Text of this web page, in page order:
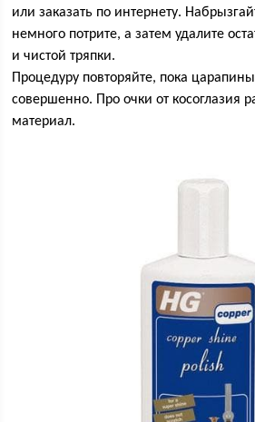
или заказать по интернету.
немного потрите, а затем удалите
и чистой тряпки.
Процедуру повторяйте, пока
совершенно. Про очки от косоглазия
материал.